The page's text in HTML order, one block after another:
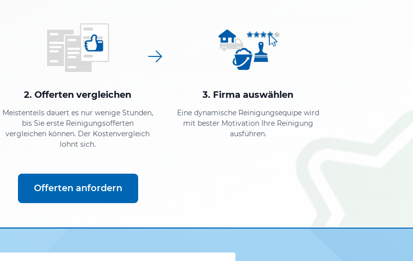
2. Offerten vergleichen
Meistenteils dauert es nur wenige Stunden,
bis Sie erste Reinigungsofferten
vergleichen können. Der Kostenvergleich
lohnt sich.
3. Firma auswählen
Eine dynamische Reinigungsequipe wird
mit bester Motivation Ihre Reinigung
ausführen.
Offerten anfordern